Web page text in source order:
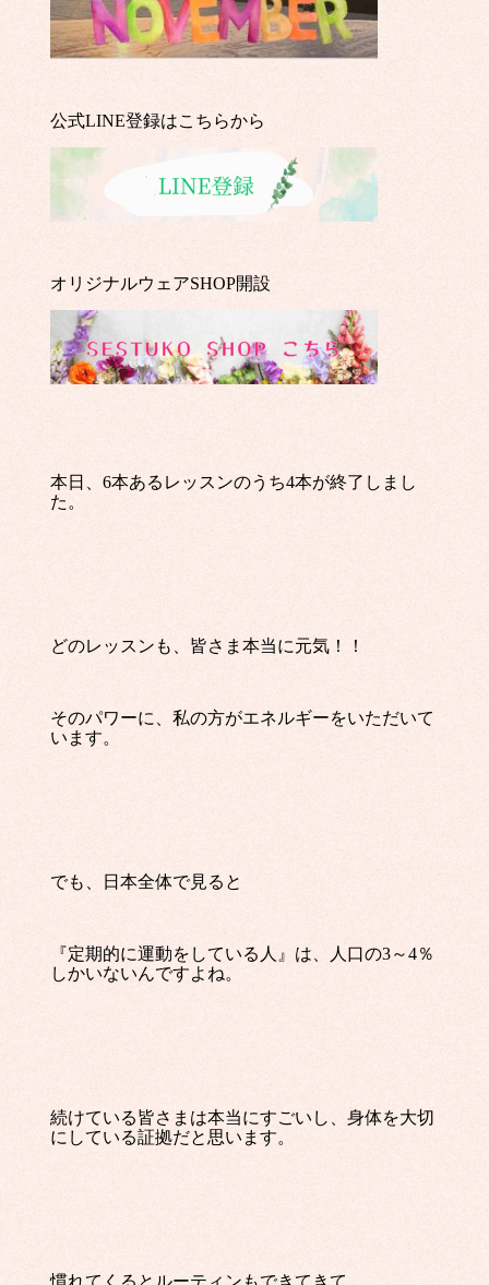
公式LINE登録はこちらから
オリジナルウェアSHOP開設
本日、6本あるレッスンのうち4本が終了しまし
た。
どのレッスンも、皆さま本当に元気！！
そのパワーに、私の方がエネルギーをいただいて
います。
でも、日本全体で見ると
『定期的に運動をしている人』は、人口の3～4％
しかいないんですよね。
続けている皆さまは本当にすごいし、身体を大切
にしている証拠だと思います。
慣れてくるとルーティンもできてきて